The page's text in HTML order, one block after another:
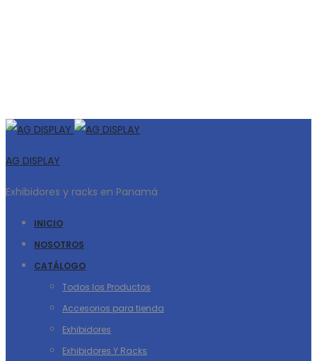
AG DISPLAY
Exhibidores y racks en Panamá
INICIO
NOSOTROS
CATÁLOGO
Todos los Productos
Accesorios para tienda
Exhibidores
Exhibidores Y Racks